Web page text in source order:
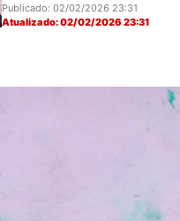
Publicado: 02/02/2026 23:31
Atualizado: 02/02/2026 23:31